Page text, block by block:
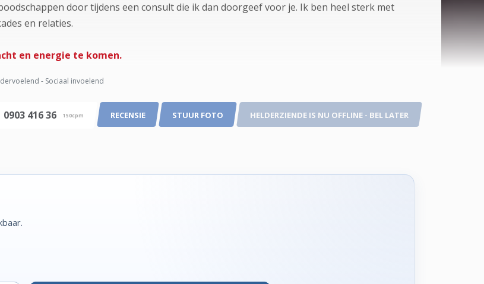
door tijdens een consult die ik dan doorgeef voor je. Ik ben heel sterk met
en relaties.
en energie te komen.
- Sociaal invoelend
0903 416 36 150cpm RECENSIE STUUR FOTO HELDERZIENDE IS NU OFFLINE - BEL LATER